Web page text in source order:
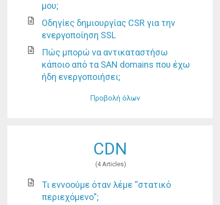
μου;
Οδηγίες δημιουργίας CSR για την
ενεργοποίηση SSL
Πώς μπορώ να αντικαταστήσω
κάποιο από τα SAN domains που έχω
ήδη ενεργοποιήσει;
Προβολή όλων
CDN
4 Articles
Τι εννοούμε όταν λέμε “στατικό
περιεχόμενο”;